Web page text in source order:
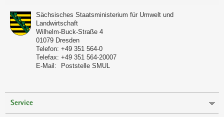
Sächsisches Staatsministerium für Umwelt und
Landwirtschaft
Wilhelm-Buck-Straße 4
01079 Dresden
Telefon: +49 351 564-0
Telefax: +49 351 564-20007
E-Mail:
Poststelle SMUL
Service